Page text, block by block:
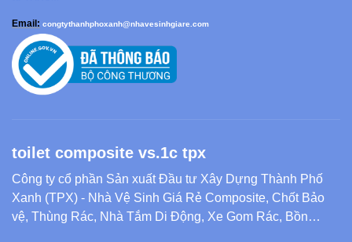
toilet composite vs.1c tpx
Công ty cổ phần Sản xuất Đầu tư Xây Dựng Thành Phố
Xanh (TPX) - Nhà Vệ Sinh Giá Rẻ Composite, Chốt Bảo
vệ, Thùng Rác, Nhà Tắm Di Động, Xe Gom Rác, Bồn
Email: congtythanhphoxanh@nhavesinhgiare.com